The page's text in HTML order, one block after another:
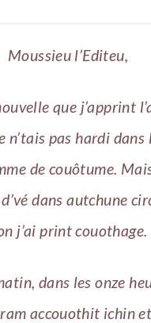
Moussieu l’Editeu,
que j’apprint
n’tais pas hardi
de couôtume.
dans autchune
j’ai print couothage.
dans les onze
accouothit ichin